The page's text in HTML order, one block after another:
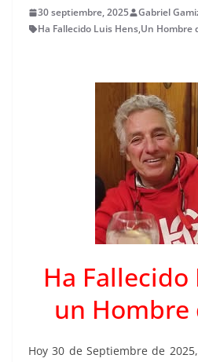
30 septiembre, 2025 Gabriel
Ha Fallecido Luis Hens,Un Hombre
Ha Fallecido
un Hombre
Hoy 30 de Septiembre de